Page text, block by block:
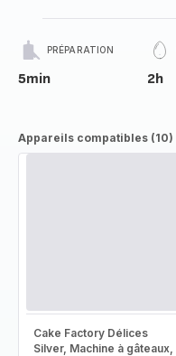
PRÉPARATION
5min 2h
Appareils compatibles (10)
Cake Factory Délices
Silver, Machine à gâteaux,